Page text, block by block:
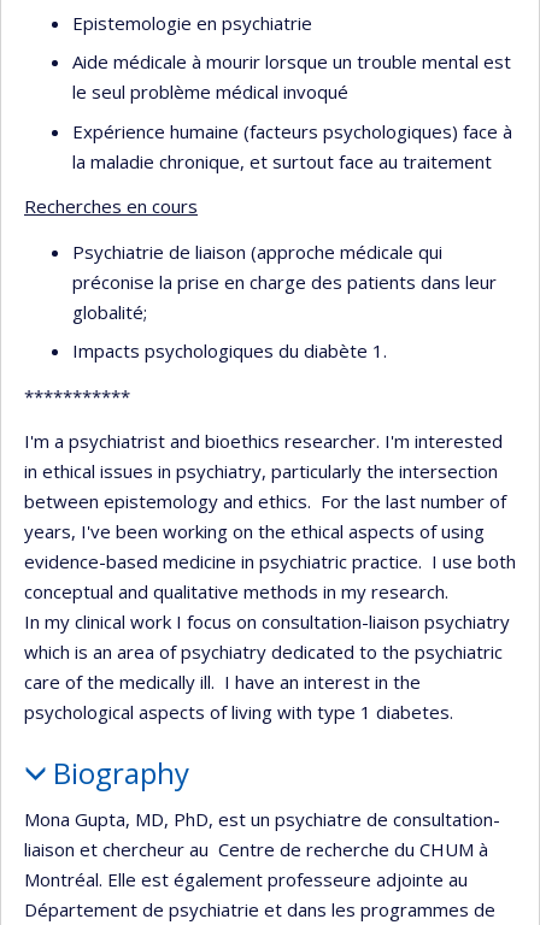
Epistemologie en psychiatrie
Aide médicale à mourir lorsque un trouble mental est
le seul problème médical invoqué
Expérience humaine (facteurs psychologiques) face à
la maladie chronique, et surtout face au traitement
Recherches en cours
Psychiatrie de liaison (approche médicale qui
préconise la prise en charge des patients dans leur
globalité;
Impacts psychologiques du diabète 1.
***********
I'm a psychiatrist and bioethics researcher. I'm interested
in ethical issues in psychiatry, particularly the intersection
between epistemology and ethics. For the last number of
years, I've been working on the ethical aspects of using
evidence-based medicine in psychiatric practice. I use both
conceptual and qualitative methods in my research.
In my clinical work I focus on consultation-liaison psychiatry
which is an area of psychiatry dedicated to the psychiatric
care of the medically ill. I have an interest in the
psychological aspects of living with type 1 diabetes.
Biography
Mona Gupta, MD, PhD, est un psychiatre de consultation-
liaison et chercheur au Centre de recherche du CHUM à
Montréal. Elle est également professeure adjointe au
Département de psychiatrie et dans les programmes de